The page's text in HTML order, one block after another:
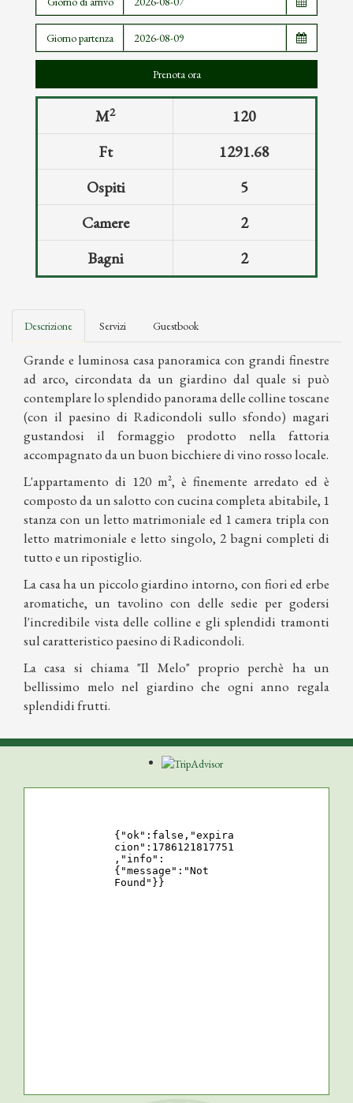
Giorno partenza
M2
120
Ft
1291.68
Ospiti
5
Camere
2
Bagni
2
Descrizione Servizi Guestbook
Grande e luminosa casa panoramica con grandi finestre
ad arco, circondata da un giardino dal quale si può
contemplare lo splendido panorama delle colline toscane
(con il paesino di Radicondoli sullo sfondo) magari
gustandosi il formaggio prodotto nella fattoria
accompagnato da un buon bicchiere di vino rosso locale.
L'appartamento di 120 m², è finemente arredato ed è
composto da un salotto con cucina completa abitabile, 1
stanza con un letto matrimoniale ed 1 camera tripla con
letto matrimoniale e letto singolo, 2 bagni completi di
tutto e un ripostiglio.
La casa ha un piccolo giardino intorno, con fiori ed erbe
aromatiche, un tavolino con delle sedie per godersi
l'incredibile vista delle colline e gli splendidi tramonti
sul caratteristico paesino di Radicondoli.
La casa si chiama "Il Melo" proprio perchè ha un
bellissimo melo nel giardino che ogni anno regala
splendidi frutti.